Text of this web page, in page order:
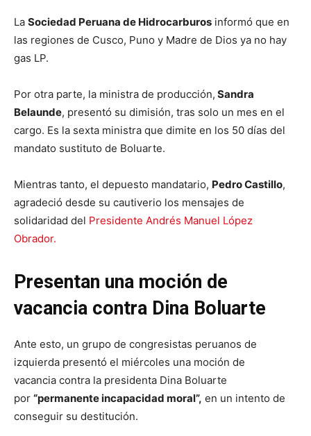
La Sociedad Peruana de Hidrocarburos informó que en
las regiones de Cusco, Puno y Madre de Dios ya no hay
gas LP.
Por otra parte, la ministra de producción, Sandra
Belaunde, presentó su dimisión, tras solo un mes en el
cargo. Es la sexta ministra que dimite en los 50 días del
mandato sustituto de Boluarte.
Mientras tanto, el depuesto mandatario, Pedro Castillo,
agradeció desde su cautiverio los mensajes de
solidaridad del Presidente Andrés Manuel López
Obrador.
Presentan una moción de
vacancia contra Dina Boluarte
Ante esto, un grupo de congresistas peruanos de
izquierda presentó el miércoles una moción de
vacancia contra la presidenta Dina Boluarte
por “permanente incapacidad moral”, en un intento de
conseguir su destitución.